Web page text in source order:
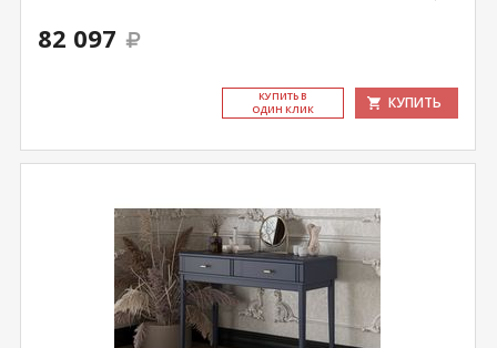
82 097
КУ­ПИТЬ В
ОДИН КЛИК
КУПИТЬ